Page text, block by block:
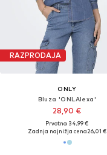
RAZPRODAJA
ONLY
Bluza 'ONLAlexa'
28,90 €
Prvotno: 34,99 €
Zadnja najnižja cena26,01 €